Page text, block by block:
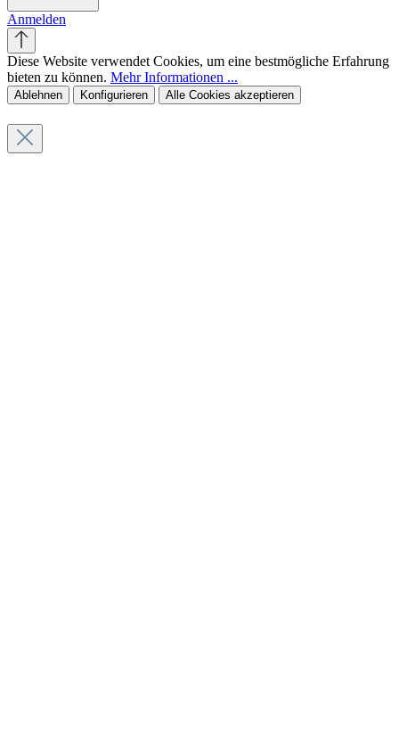
Anmelden
Diese Website verwendet Cookies, um eine bestmögliche Erfahrung
bieten zu können. Mehr Informationen ...
Ablehnen Konfigurieren Alle Cookies akzeptieren